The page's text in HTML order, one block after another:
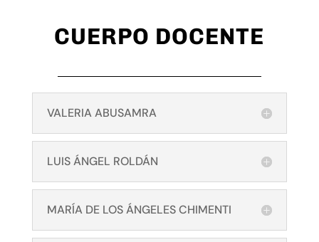
CUERPO DOCENTE
VALERIA ABUSAMRA
LUIS ÁNGEL ROLDÁN
MARÍA DE LOS ÁNGELES CHIMENTI